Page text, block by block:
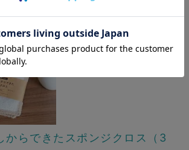
からできたスポンジクロス（3